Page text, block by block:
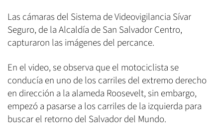
Las cámaras del Sistema de Videovigilancia Sívar
Seguro, de la Alcaldía de San Salvador Centro,
capturaron las imágenes del percance.
En el video, se observa que el motociclista se
conducía en uno de los carriles del extremo derecho
en dirección a la alameda Roosevelt, sin embargo,
empezó a pasarse a los carriles de la izquierda para
buscar el retorno del Salvador del Mundo.